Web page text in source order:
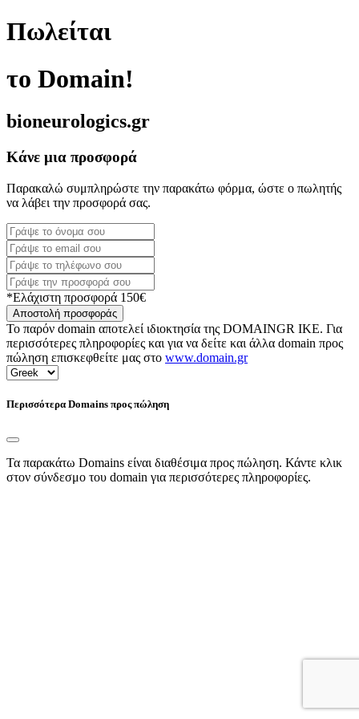
Πωλείται
το Domain!
bioneurologics.gr
Κάνε μια προσφορά
Παρακαλώ συμπληρώστε την παρακάτω φόρμα, ώστε ο πωλητής
να λάβει την προσφορά σας.
*Ελάχιστη προσφορά 150€
Αποστολή προσφοράς
Το παρόν domain αποτελεί ιδιοκτησία της DOMAINGR ΙΚΕ. Για
περισσότερες πληροφορίες και για να δείτε και άλλα domain προς
πώληση επισκεφθείτε μας στο www.domain.gr
Περισσότερα Domains προς πώληση
Τα παρακάτω Domains είναι διαθέσιμα προς πώληση. Κάντε κλικ
στον σύνδεσμο του domain για περισσότερες πληροφορίες.